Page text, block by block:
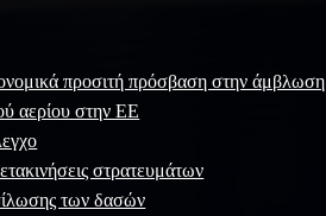
προσιτή πρόσβαση στην άμβλωση
αερίου στην ΕΕ
στρατευμάτων
των δασών